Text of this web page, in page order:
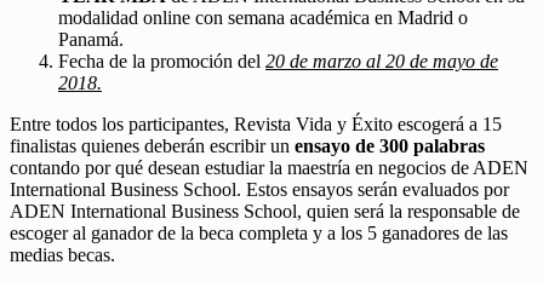
modalidad online con semana académica en Madrid o
Panamá.
Fecha de la promoción del 20 de marzo al 20 de mayo de
2018.
Entre todos los participantes, Revista Vida y Éxito escogerá a 15
finalistas quienes deberán escribir un ensayo de 300 palabras
contando por qué desean estudiar la maestría en negocios de ADEN
International Business School. Estos ensayos serán evaluados por
ADEN International Business School, quien será la responsable de
escoger al ganador de la beca completa y a los 5 ganadores de las
medias becas.